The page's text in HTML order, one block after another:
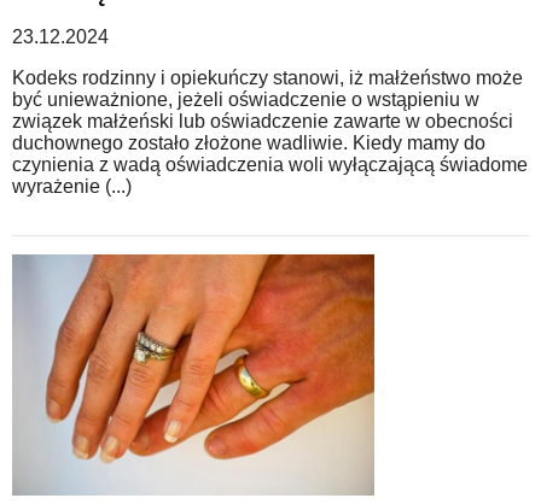
23.12.2024
Kodeks rodzinny i opiekuńczy stanowi, iż małżeństwo może
być unieważnione, jeżeli oświadczenie o wstąpieniu w
związek małżeński lub oświadczenie zawarte w obecności
duchownego zostało złożone wadliwie. Kiedy mamy do
czynienia z wadą oświadczenia woli wyłączającą świadome
wyrażenie (...)